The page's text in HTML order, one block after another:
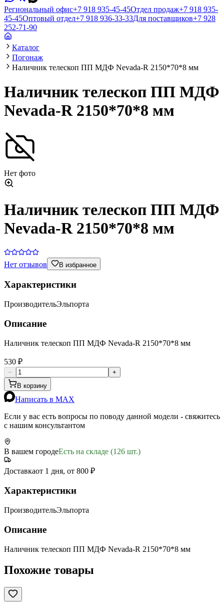
Региональный офис+7 918 935-45-45Отдел продаж+7 918 935-
45-45Оптовый отдел+7 918 936-33-33Для поставщиков+7 928
252-71-90
Каталог
Погонаж
Наличник телескоп ПП МДФ Nevada-R 2150*70*8 мм
Наличник телескоп ПП МДФ
Nevada-R 2150*70*8 мм
Нет фото
Наличник телескоп ПП МДФ
Nevada-R 2150*70*8 мм
Нет отзывов В избранное
Характеристики
ПроизводительЭльпорта
Описание
Наличник телескоп ПП МДФ Nevada-R 2150*70*8 мм
530 ₽
−
+
В корзину
Написать в MAX
Если у вас есть вопросы по поводу данной модели - свяжитесь
с нашим консультантом
В вашем городеЕсть на складе (126 шт.)
Доставкаот 1 дня, от 800 ₽
Характеристики
ПроизводительЭльпорта
Описание
Наличник телескоп ПП МДФ Nevada-R 2150*70*8 мм
Похожие товары